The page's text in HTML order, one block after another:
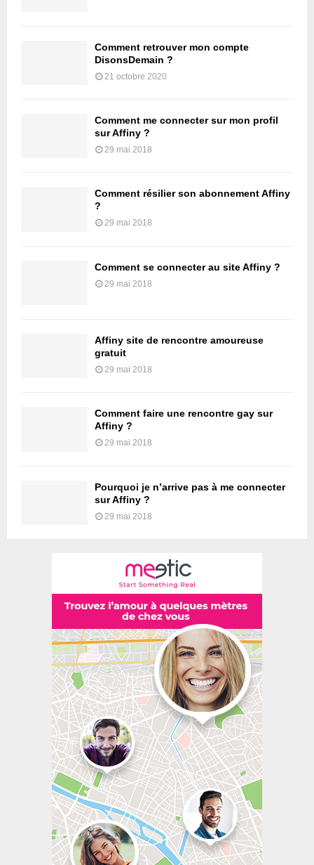
Comment retrouver mon compte
DisonsDemain ?
21 octobre 2020
Comment me connecter sur mon profil
sur Affiny ?
29 mai 2018
Comment résilier son abonnement Affiny
?
29 mai 2018
Comment se connecter au site Affiny ?
29 mai 2018
Affiny site de rencontre amoureuse
gratuit
29 mai 2018
Comment faire une rencontre gay sur
Affiny ?
29 mai 2018
Pourquoi je n’arrive pas à me connecter
sur Affiny ?
29 mai 2018